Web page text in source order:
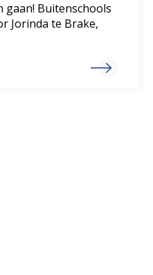
gaan! Buitenschools
Jorinda te Brake,